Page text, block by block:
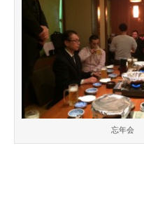
忘年会